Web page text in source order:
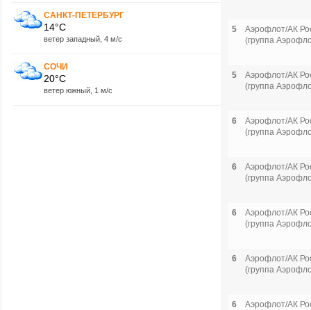
САНКТ-ПЕТЕРБУРГ
14°C
ветер западный, 4 м/с
СОЧИ
20°C
ветер южный, 1 м/с
5
Аэрофлот/АК
(группа
5
Аэрофлот/АК
(группа
6
Аэрофлот/АК
(группа
6
Аэрофлот/АК
(группа
6
Аэрофлот/АК
(группа
6
Аэрофлот/АК
(группа
6
Аэрофлот/АК